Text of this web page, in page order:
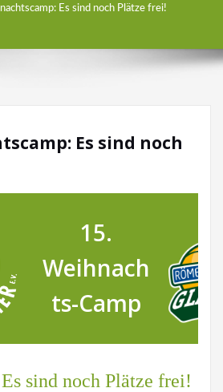
Es sind noch Plätze frei!
Es sind noch
15.
Weihnach
ts-Camp
Es sind noch Plätze frei!